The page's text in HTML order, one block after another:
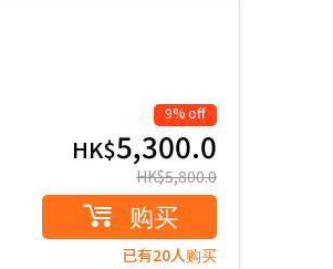
9% off
HK$5,300.0
HK$5,800.0
购买
已有20人购买